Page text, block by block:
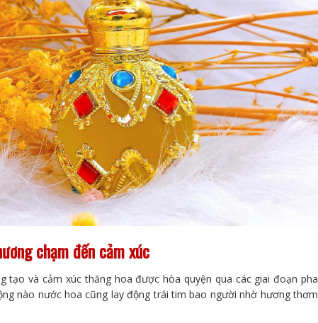
chạm đến cảm xúc
và cảm xúc thăng hoa được hòa quyện qua các giai đoạn pha
nào nước hoa cũng lay động trái tim bao người nhờ hương thơm